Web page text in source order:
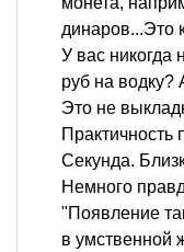
динаров...Это
У вас никогда
руб на водку?
Это не
Практичность
Секунда.
Немного
"Появление
в умственной